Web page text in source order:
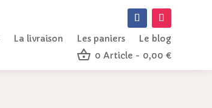
La livraison Les paniers
Le blog
0 Article
0,00 €